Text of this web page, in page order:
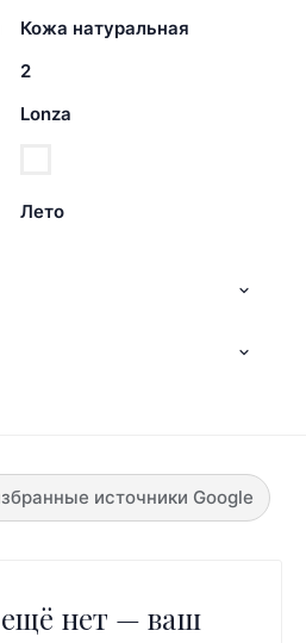
Кожа натуральная
2
Lonza
Лето
источники Google
нет — ваш